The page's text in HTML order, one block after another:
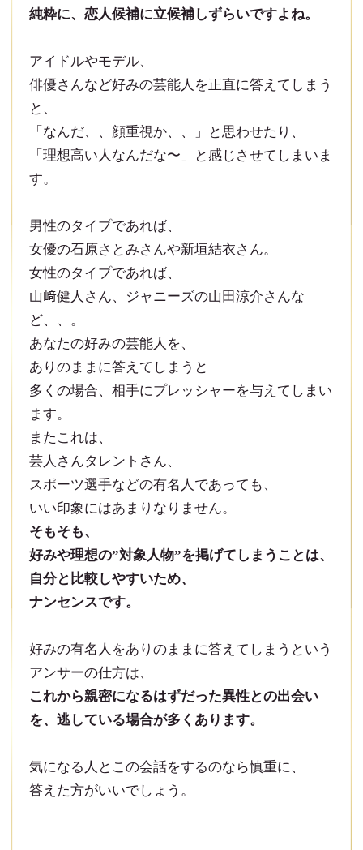
純粋に、恋人候補に立候補しずらいですよね。
アイドルやモデル、
俳優さんなど好みの芸能人を正直に答えてしまう
と、
「なんだ、、顔重視か、、」と思わせたり、
「理想高い人なんだな〜」と感じさせてしまいま
す。
男性のタイプであれば、
女優の石原さとみさんや新垣結衣さん。
女性のタイプであれば、
山﨑健人さん、ジャニーズの山田涼介さんな
ど、、。
あなたの好みの芸能人を、
ありのままに答えてしまうと
多くの場合、相手にプレッシャーを与えてしまい
ます。
またこれは、
芸人さんタレントさん、
スポーツ選手などの有名人であっても、
いい印象にはあまりなりません。
そもそも、
好みや理想の”対象人物”を掲げてしまうことは、
自分と比較しやすいため、
ナンセンスです。
好みの有名人をありのままに答えてしまうという
アンサーの仕方は、
これから親密になるはずだった異性との出会い
を、 逃している場合が多くあります。
気になる人とこの会話をするのなら慎重に、
答えた方がいいでしょう。